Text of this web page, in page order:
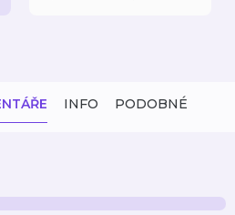
INFO PODOBNÉ